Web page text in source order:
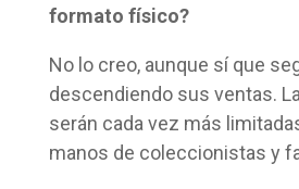
formato físico?
No lo creo, aunque sí que
descendiendo sus ventas.
serán cada vez más
manos de coleccionistas y